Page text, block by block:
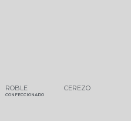
ROBLE
CONFECCIONADO
CEREZO